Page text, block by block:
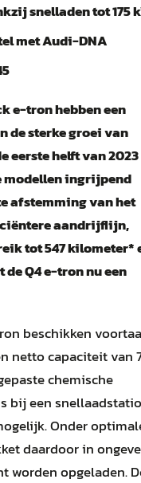
snelladen tot 175
met Audi-DNA
e-tron hebben een
de sterke groei van
eerste helft van 2023
modellen ingrijpend
afstemming van het
aandrijflijn,
tot 547 kilometer*
Q4 e-tron nu een
beschikken
netto capaciteit van
chemische
bij een
Onder
daardoor in
worden opgeladen.